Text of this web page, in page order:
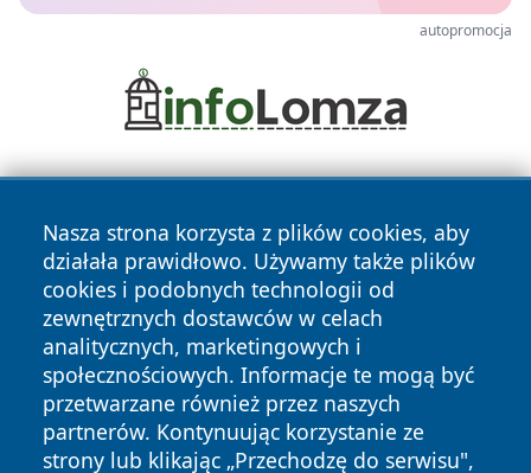
autopromocja
Nasza strona korzysta z plików cookies, aby
działała prawidłowo. Używamy także plików
cookies i podobnych technologii od
zewnętrznych dostawców w celach
analitycznych, marketingowych i
społecznościowych. Informacje te mogą być
przetwarzane również przez naszych
partnerów. Kontynuując korzystanie ze
strony lub klikając „Przechodzę do serwisu",
Copyright © 2026 oswieciminfo.pl Wszystkie prawa
zastrzeżone.
News Autorzy
Polityka
Prywatności
Polityka
Cookies